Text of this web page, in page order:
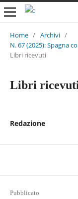
Home / Archivi /
N. 67 (2025): Spagna
Libri ricevuti
Libri
Redazione
Pubblicato